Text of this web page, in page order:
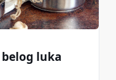
luka